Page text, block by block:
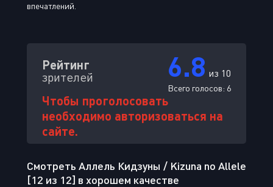
впечатлений.
Рейтинг
зрителей 6.8 из 10
Всего голосов: 6
Чтобы проголосовать
необходимо авторизоваться на
сайте.
Смотреть Аллель Кидзуны / Kizuna no Allele
[12 из 12] в хорошем качестве